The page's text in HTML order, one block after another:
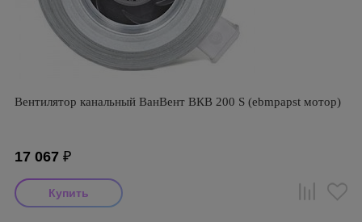
Вентилятор канальный ВанВент ВКВ 200 S (ebmpapst мотор)
17 067 ₽